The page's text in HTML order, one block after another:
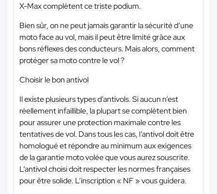
X-Max complètent ce triste podium.
Bien sûr, on ne peut jamais garantir la sécurité d’une
moto face au vol, mais il peut être limité grâce aux
bons réflexes des conducteurs. Mais alors, comment
protéger sa moto contre le vol ?
Choisir le bon antivol
Il existe plusieurs types d’antivols. Si aucun n’est
réellement infaillible, la plupart se complètent bien
pour assurer une protection maximale contre les
tentatives de vol. Dans tous les cas, l’antivol doit être
homologué et répondre au minimum aux exigences
de la garantie moto volée que vous aurez souscrite.
L’antivol choisi doit respecter les normes françaises
pour être solide. L’inscription « NF » vous guidera.